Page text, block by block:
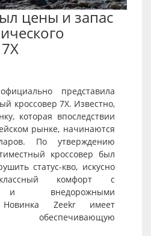
цены и запас
представила
кроссовер 7X. Известно,
которая впоследствии
рынке, начинаются
По утверждению
кроссовер был
статус-кво, искусно
комфорт с
и внедорожными
Новинка Zeekr имеет
обеспечивающую